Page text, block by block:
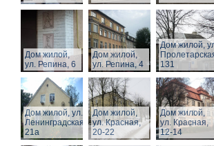
Дом жилой,
ул. Репина, 6
Дом жилой,
ул. Репина, 4
Дом жилой,
131
Дом жилой, ул.
Ленинградская,
21а
Дом жилой,
ул. Красная,
20-22
Дом жилой,
ул. Красная,
12-14